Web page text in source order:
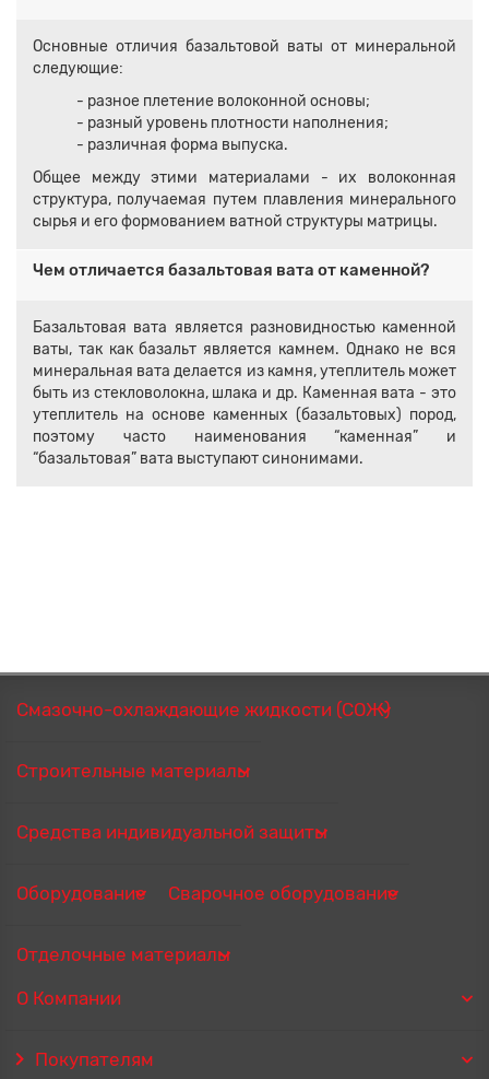
Основные отличия базальтовой ваты от минеральной
следующие:
- разное плетение волоконной основы;
- разный уровень плотности наполнения;
- различная форма выпуска.
Общее между этими материалами - их волоконная
структура, получаемая путем плавления минерального
сырья и его формованием ватной структуры матрицы.
Чем отличается базальтовая вата от каменной?
Базальтовая вата является разновидностью каменной
ваты, так как базальт является камнем. Однако не вся
минеральная вата делается из камня, утеплитель может
быть из стекловолокна, шлака и др. Каменная вата - это
утеплитель на основе каменных (базальтовых) пород,
поэтому часто наименования “каменная” и
“базальтовая” вата выступают синонимами.
Смазочно-охлаждающие жидкости (СОЖ)
Строительные материалы
Средства индивидуальной защиты
Оборудование Сварочное оборудование
Отделочные материалы
О Компании
Покупателям